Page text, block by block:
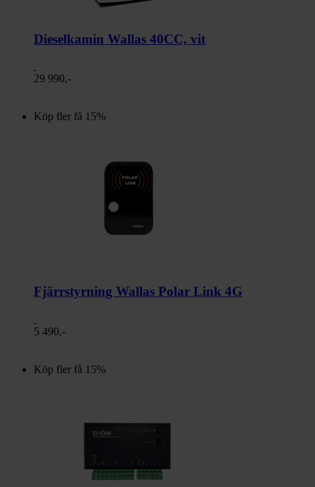
Dieselkamin Wallas 40CC, vit
29 990,-
Köp fler få 15%
Fjärrstyrning Wallas Polar Link 4G
5 490,-
Köp fler få 15%